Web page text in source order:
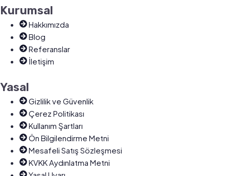
Kurumsal
Hakkımızda
Blog
Referanslar
İletişim
Yasal
Gizlilik ve Güvenlik
Çerez Politikası
Kullanım Şartları
Ön Bilgilendirme Metni
Mesafeli Satış Sözleşmesi
KVKK Aydınlatma Metni